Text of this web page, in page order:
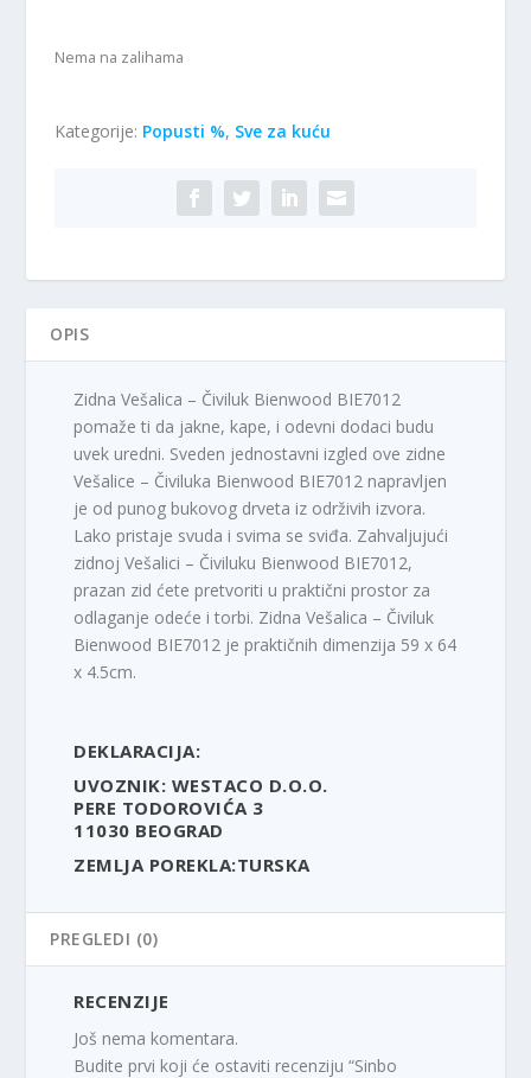
9
,
0
.
Nema na zalihama
Kategorije: Popusti %, Sve za kuću
OPIS
Zidna Vešalica – Čiviluk Bienwood BIE7012
pomaže ti da jakne, kape, i odevni dodaci budu
uvek uredni. Sveden jednostavni izgled ove zidne
Vešalice – Čiviluka Bienwood BIE7012 napravljen
je od punog bukovog drveta iz održivih izvora.
Lako pristaje svuda i svima se sviđa. Zahvaljujući
zidnoj Vešalici – Čiviluku Bienwood BIE7012,
prazan zid ćete pretvoriti u praktični prostor za
odlaganje odeće i torbi. Zidna Vešalica – Čiviluk
Bienwood BIE7012 je praktičnih dimenzija 59 x 64
x 4.5cm.
DEKLARACIJA:
UVOZNIK: WESTACO D.O.O.
PERE TODOROVIĆA 3
11030 BEOGRAD
ZEMLJA POREKLA:TURSKA
PREGLEDI (0)
RECENZIJE
Još nema komentara.
Budite prvi koji će ostaviti recenziju “Sinbo